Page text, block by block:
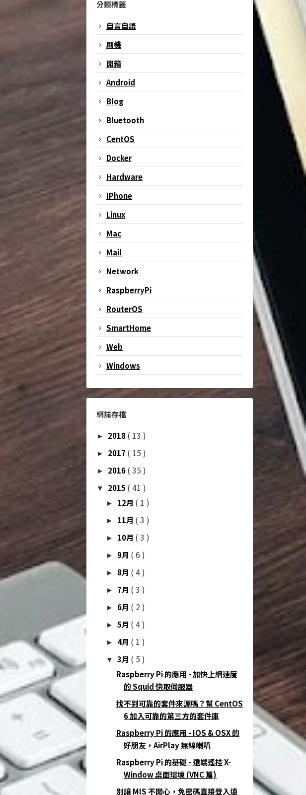
分類標籤
自言自語
刷機
開箱
Android
Blog
Bluetooth
CentOS
Docker
Hardware
IPhone
Linux
Mac
Mail
Network
RaspberryPi
RouterOS
SmartHome
Web
Windows
網誌存檔
► 2018( 13 )
► 2017 ( 15 )
► 2016( 35 )
▼ 2015 ( 41 )
► 12月 ( 1 )
► 11月 ( 3 )
► 10月 ( 3 )
► 9月 ( 6 )
► 8月 ( 4 )
► 7月 ( 3 )
► 6月 ( 2 )
►5月 ( 4 )
► 4月 ( 1 )
▼3月 ( 5 )
Raspberry Pi 的應用 - 加快上網速度
的 Squid 快取伺服器
找不到可靠的套件來源嗎？幫 CentOS
6 加入可靠的第三方的套件庫
Raspberry Pi 的應用 - IOS & OSX 的
好朋友，AirPlay 無線喇叭
Raspberry Pi 的基礎 - 遠端遙控 X-
Window 桌面環境 (VNC 篇)
別讓 MIS 不開心，免密碼直接登入遠